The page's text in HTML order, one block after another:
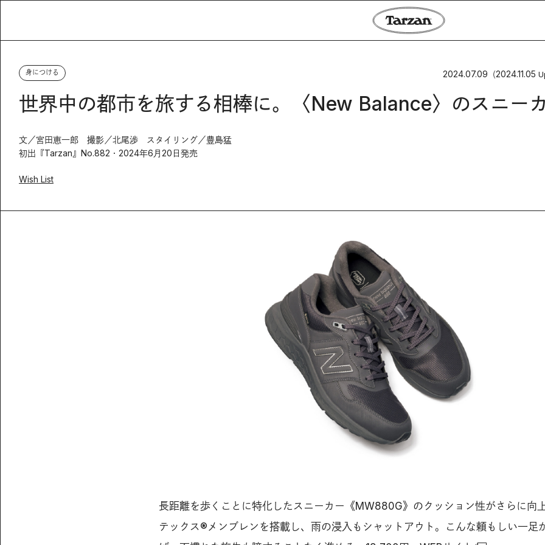
身につける 2024.07.09 （2024.11.05
世界中の都市を旅する相棒に。〈New Balance〉のスニー
文／宮田恵一郎 撮影／北尾渉 スタイリング／豊島猛
初出『Tarzan』No.882・2024年6月20日発売
Wish List
長距離を歩くことに特化したスニーカー《MW880G》のクッション性がさらに向
テックス®メンブレンを搭載し、雨の浸入もシャットアウト。こんな頼もしい一足